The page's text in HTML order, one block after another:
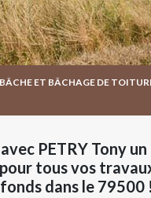
ET BÂCHAGE DE
PETRY Tony un
tous vos
dans le 79500